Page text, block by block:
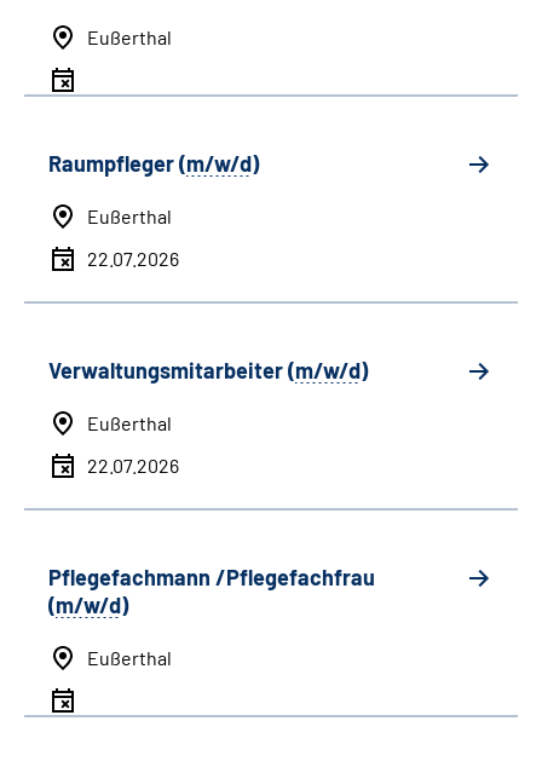
Eußerthal
Raumpfleger (m/w/d)
Eußerthal
22.07.2026
Verwaltungsmitarbeiter (m/w/d)
Eußerthal
22.07.2026
Pflegefachmann /Pflegefachfrau
(m/w/d)
Eußerthal